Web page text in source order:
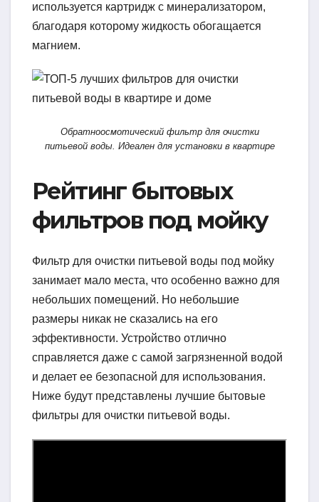
используется картридж с минерализатором,
благодаря которому жидкость обогащается
магнием.
Обратноосмотический фильтр для очистки
питьевой воды. Идеален для установки в квартире
Рейтинг бытовых
фильтров под мойку
Фильтр для очистки питьевой воды под мойку
занимает мало места, что особенно важно для
небольших помещений. Но небольшие
размеры никак не сказались на его
эффективности. Устройство отлично
справляется даже с самой загрязненной водой
и делает ее безопасной для использования.
Ниже будут представлены лучшие бытовые
фильтры для очистки питьевой воды.